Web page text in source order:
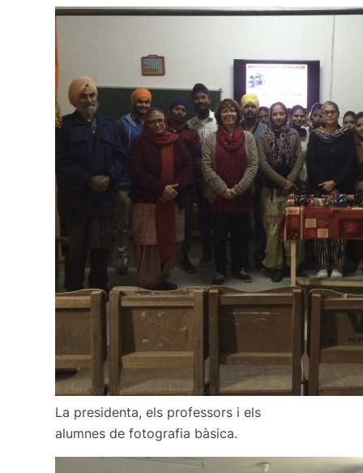
La presidenta, els professors i els
alumnes de fotografia bàsica.